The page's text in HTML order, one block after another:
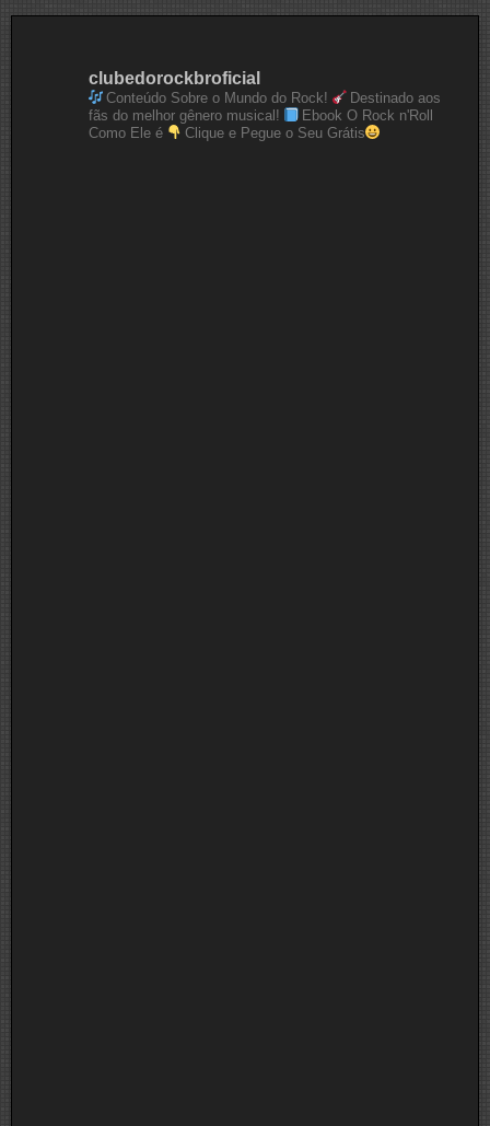
clubedorockbroficial
Conteúdo Sobre o Mundo do Rock!
Destinado aos
fãs do melhor gênero musical!
Ebook O Rock n'Roll
Como Ele é
Clique e Pegue o Seu Grátis